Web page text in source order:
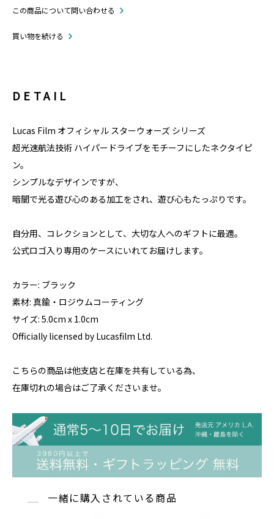
この商品について問い合わせる
買い物を続ける
DETAIL
Lucas Film オフィシャル スターウォーズ シリーズ
超光速航法技術 ハイパードライブをモチーフにしたネクタイピ
ン。
シンプルなデザインですが、
暗闇で光る遊び心のある加工をされ、遊び心もたっぷりです。
自分用、コレクションとして、大切な人へのギフトに最適。
公式ロゴ入り専用のケースにいれてお届けします。
カラー: ブラック
素材: 真鍮・ロジウムコーティング
サイズ: 5.0cm x 1.0cm
Officially licensed by Lucasfilm Ltd.
こちらの商品は他支店と在庫を共有している為、
在庫切れの場合はご了承くださいませ。
一緒に購入されている商品